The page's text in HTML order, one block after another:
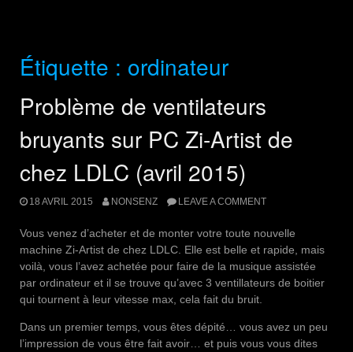
Étiquette : ordinateur
Problème de ventilateurs
bruyants sur PC Zi-Artist de
chez LDLC (avril 2015)
18 AVRIL 2015 NONSENZ LEAVE A COMMENT
Vous venez d’acheter et de monter votre toute nouvelle
machine Zi-Artist de chez LDLC. Elle est belle et rapide, mais
voilà, vous l’avez achetée pour faire de la musique assistée
par ordinateur et il se trouve qu’avec 3 ventillateurs de boitier
qui tournent à leur vitesse max, cela fait du bruit.
Dans un premier temps, vous êtes dépité… vous avez un peu
l’impression de vous être fait avoir… et puis vous vous dites